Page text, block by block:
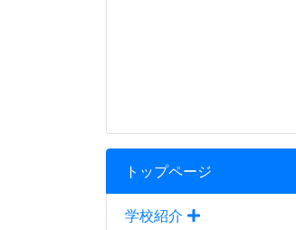
トップページ
学校紹介